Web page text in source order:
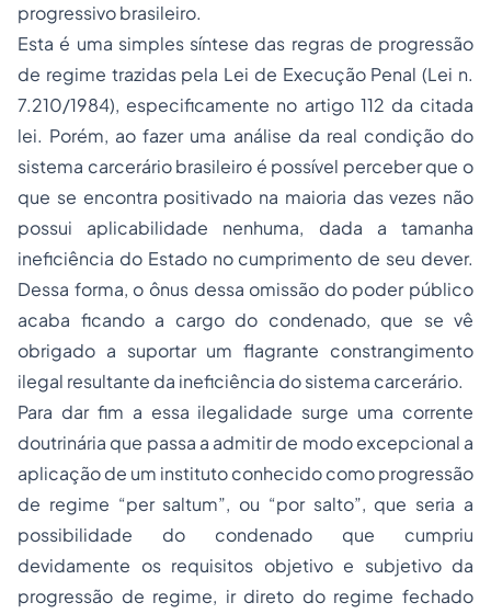
progressivo brasileiro.
Esta é uma simples síntese das regras de progressão
de regime trazidas pela Lei de Execução Penal (Lei n.
7.210/1984), especificamente no artigo 112 da citada
lei. Porém, ao fazer uma análise da real condição do
sistema carcerário brasileiro é possível perceber que o
que se encontra positivado na maioria das vezes não
possui aplicabilidade nenhuma, dada a tamanha
ineficiência do Estado no cumprimento de seu dever.
Dessa forma, o ônus dessa omissão do poder público
acaba ficando a cargo do condenado, que se vê
obrigado a suportar um flagrante constrangimento
ilegal resultante da ineficiência do sistema carcerário.
Para dar fim a essa ilegalidade surge uma corrente
doutrinária que passa a admitir de modo excepcional a
aplicação de um instituto conhecido comoprogressão
de regime “per saltum”, ou “por salto”, que seria a
possibilidade do condenado que cumpriu
devidamente os requisitos objetivo e subjetivo da
progressão de regime, ir direto do regime fechado